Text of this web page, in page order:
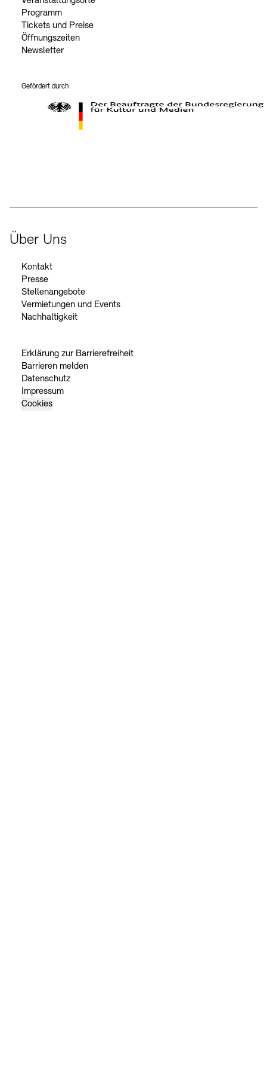
Programm
Tickets und Preise
Öffnungszeiten
Newsletter
Gefördert durch
Über Uns
Kontakt
Presse
Stellenangebote
Vermietungen und Events
Nachhaltigkeit
Erklärung zur Barrierefreiheit
Barrieren melden
Datenschutz
Impressum
Cookies